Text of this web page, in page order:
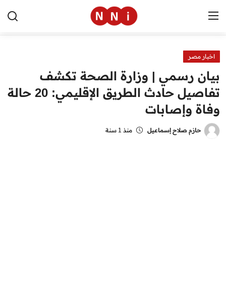
الرئيسية
اخبار مصر
العالم
الرياضة
اخبار مصر
بيان رسمي | وزارة الصحة تكشف
تفاصيل حادث الطريق الإقليمي: 20 حالة
وفاة وإصابات
حازم صلاح إسماعيل منذ 1 سنة